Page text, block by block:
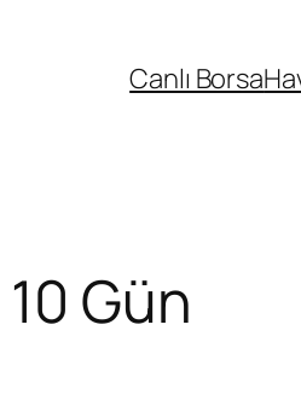
Canlı Borsa
10 Gün